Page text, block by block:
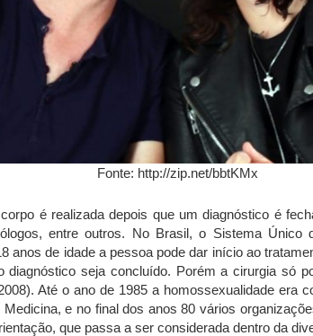
Fonte: http://zip.net/bbtKMx
é realizada depois que um diagnóstico é
entre outros. No Brasil, o Sistema Único
anos de idade a pessoa pode dar início ao
diagnóstico seja concluído. Porém a cirurgia só
Até o ano de 1985 a homossexualidade era
Medicina, e no final dos anos 80 vários
que passa a ser considerada dentro da